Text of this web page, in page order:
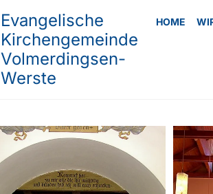
Evangelische
Kirchengemeinde
Volmerdingsen-
Werste
HOME